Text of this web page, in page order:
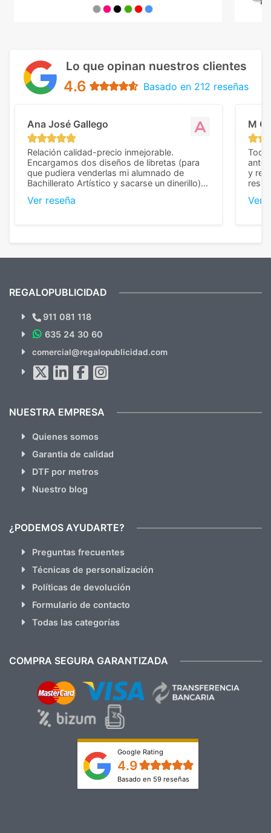
Lo que opinan nuestros clientes
4.6 Basado en 212 reseñas
Ana José Gallego
Relación calidad-precio inmejorable.
Encargamos dos diseños de libretas (para
que pudiera venderlas mi alumnado de
Bachillerato Artístico y sacarse un dinerillo) y
diferencia, con libretas de muy buena calidad
mandaron las miniaturas para
recomendables.
Ver reseña
M C
Todo
y
Ver
¿Quieres ver nuestras últimas
Novedades y Ofertas?
hacemos Spam)
REGALOPUBLICIDAD
911 081 118
635 24 30 60
comercial@regalopublicidad.com
NUESTRA EMPRESA
Quienes somos
Garantia de calidad
DTF por metros
Nuestro blog
¿PODEMOS AYUDARTE?
Preguntas frecuentes
Técnicas de personalización
Políticas de devolución
Formulario de contacto
Todas las categorías
COMPRA SEGURA GARANTIZADA
Google Rating
4.9
Basado en 59 reseñas